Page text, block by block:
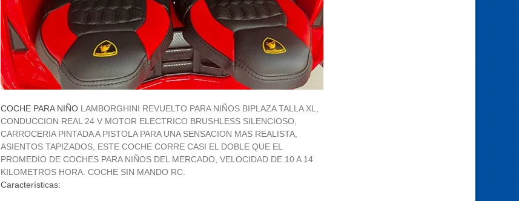
COCHE PARA NIÑO LAMBORGHINI REVUELTO PARA NIÑOS BIPLAZA TALLA XL,
CONDUCCION REAL 24 V MOTOR ELECTRICO BRUSHLESS SILENCIOSO,
CARROCERIA PINTADA A PISTOLA PARA UNA SENSACION MAS REALISTA,
ASIENTOS TAPIZADOS, ESTE COCHE CORRE CASI EL DOBLE QUE EL
PROMEDIO DE COCHES PARA NIÑOS DEL MERCADO, VELOCIDAD DE 10 A 14
KILOMETROS HORA. COCHE SIN MANDO RC.
Características: